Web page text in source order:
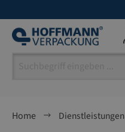
Home Dienstleistungen